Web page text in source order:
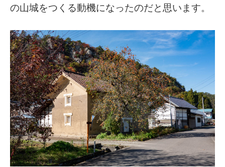
の山城をつくる動機になったのだと思います。